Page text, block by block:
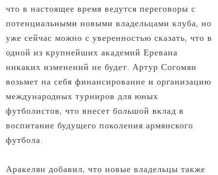
что в настоящее время ведутся переговоры с
потенциальными новыми владельцами клуба, но
уже сейчас можно с уверенностью сказать, что в
одной из крупнейших академий Еревана
никаких изменений не будет. Артур Согомян
возьмет на себя финансирование и организацию
международных турниров для юных
футболистов, что внесет большой вклад в
воспитание будущего поколения армянского
футбола.
Аракелян добавил, что новые владельцы также